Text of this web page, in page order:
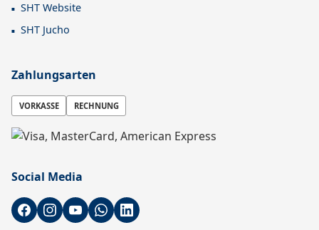
SHT Website
SHT Jucho
Zahlungsarten
VORKASSE RECHNUNG
Social Media